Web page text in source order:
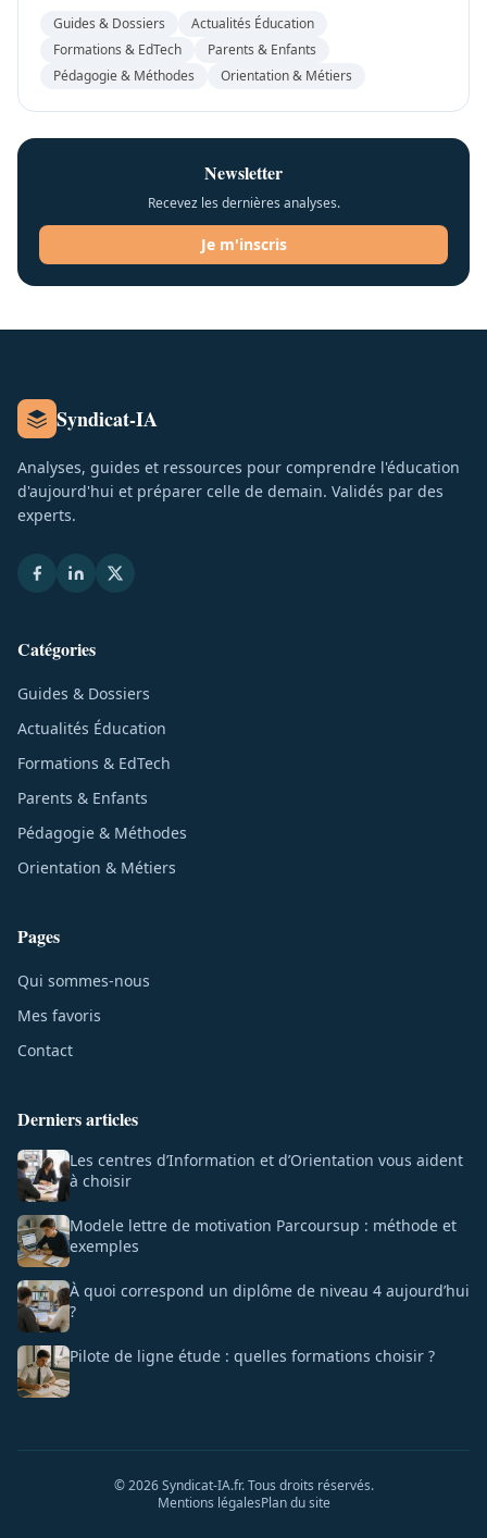
Guides & Dossiers
Actualités Éducation
Formations & EdTech
Parents & Enfants
Pédagogie & Méthodes
Orientation & Métiers
Newsletter
Recevez les dernières analyses.
Je m'inscris
Syndicat-IA
Analyses, guides et ressources pour comprendre l'éducation
d'aujourd'hui et préparer celle de demain. Validés par des
experts.
Catégories
Guides & Dossiers
Actualités Éducation
Formations & EdTech
Parents & Enfants
Pédagogie & Méthodes
Orientation & Métiers
Pages
Qui sommes-nous
Mes favoris
Contact
Derniers articles
Les centres d’Information et d’Orientation vous aident
à choisir
Modele lettre de motivation Parcoursup : méthode et
exemples
À quoi correspond un diplôme de niveau 4 aujourd’hui
?
Pilote de ligne étude : quelles formations choisir ?
© 2026 Syndicat-IA.fr. Tous droits réservés.
Mentions légalesPlan du site